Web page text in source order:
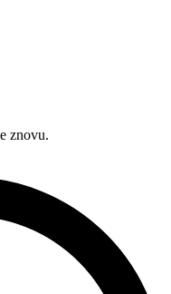
znovu.